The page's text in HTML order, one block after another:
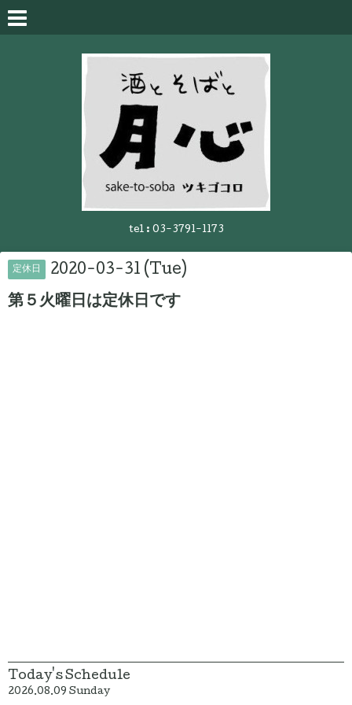
tel : 03-3791-1173
定休日 2020-03-31 (Tue)
第５火曜日は定休日です
Today's Schedule
2026.08.09 Sunday